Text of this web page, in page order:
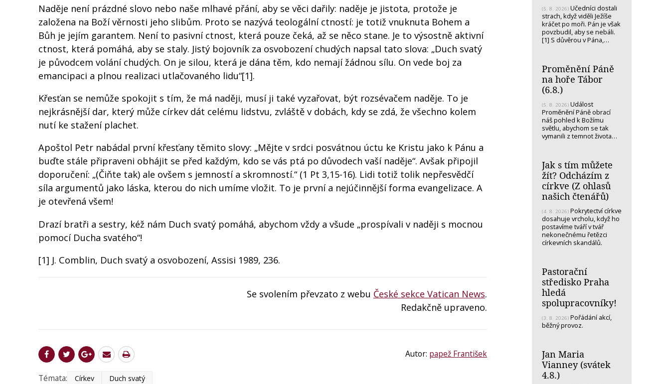
Naděje není prázdné slovo nebo naše mlhavé přání, aby se věci dařily: naděje je jistota, protože je
založena na Boží věrnosti jeho slibům. Proto se nazývá teologální ctností: je totiž vnuknuta Bohem a
Bůh je jejím garantem. Není to pasivní ctnost, která pouze čeká, až se něco stane. Je to výsostně aktivní
ctnost, která pomáhá, aby se staly. Jistý bojovník za osvobození chudých napsal tato slova: „Duch svatý
je původcem volání chudých. On je silou, která je dána těm, kdo nemají žádnou sílu. On vede boj za
emancipaci a plnou realizaci utlačovaného lidu“[1].
Křesťan se nemůže spokojit s tím, že má naději, musí ji také vyzařovat, být rozsévačem naděje. To je
nejkrásnější dar, který může církev dát celému lidstvu, zvláště v dobách, kdy se zdá, že všechno kolem
nutí ke stažení plachet.
Apoštol Petr nabádal první křesťany těmito slovy: „Mějte v srdci posvátnou úctu ke Kristu jako k Pánu a
buďte stále připraveni obhájit se před každým, kdo se vás ptá po důvodech vaší naděje“. Avšak připojil
doporučení: „(Čiňte tak) ale ovšem s jemností a skromností.“ (1 Pt 3,15-16). Lidi totiž tolik nepřesvědčí
síla argumentů jako láska, kterou do nich umíme vložit. To je první a nejúčinnější forma evangelizace. A
je otevřená všem!
Drazí bratři a sestry, kéž nám Duch svatý pomáhá, abychom vždy a všude „prospívali v naději s mocnou
pomocí Ducha svatého“!
[1] J. Comblin, Duch svatý a osvobození, Assisi 1989, 236.
Se svolením převzato z webu České sekce Vatican News.
Redakčně upraveno.
Autor: papež František
Témata: Církev Duch svatý
(5. 8. 2026) Učedníci dostali
strach, když viděli Ježíše
kráčet po moři. Pán je však
povzbudil, aby se nebáli.
[1] S důvěrou v Pána,…
Proměnění Páně
na hoře Tábor
(6.8.)
(5. 8. 2026) Událost
Proměnění Páně obrací
náš pohled k Božímu
světlu, abychom se tak
vymanili z temnot života…
Jak s tím můžete
žít? Odcházím z
církve (Z ohlasů
našich čtenářů)
(4. 8. 2026) Pokrytectví církve
dosahuje vrcholu, když ho
postavíme tváří v tvář
nekonečnému řetězci
církevních skandálů.
Pastorační
středisko Praha
hledá
spolupracovníky!
(3. 8. 2026) Pořádání akcí,
běžný provoz.
Jan Maria
Vianney (svátek
4.8.)